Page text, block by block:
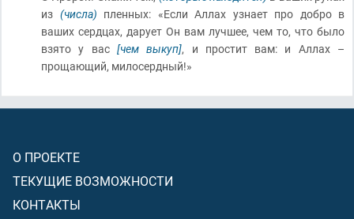
из (числа) пленных: «Если Аллах узнает про добро в
ваших сердцах, дарует Он вам лучшее, чем то, что было
взято у вас [чем выкуп], и простит вам: и Аллах –
прощающий, милосердный!»
О ПРОЕКТЕ
ТЕКУЩИЕ ВОЗМОЖНОСТИ
КОНТАКТЫ